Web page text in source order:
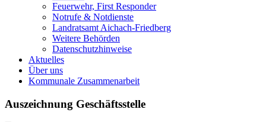
Feuerwehr, First Responder
Notrufe & Notdienste
Landratsamt Aichach-Friedberg
Weitere Behörden
Datenschutzhinweise
Aktuelles
Über uns
Kommunale Zusammenarbeit
Auszeichnung Geschäftsstelle